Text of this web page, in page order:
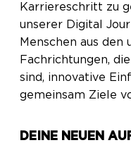
Karriereschritt zu
unserer Digital
Menschen aus
Fachrichtungen,
sind, innovative
gemeinsam Ziele
DEINE NEUEN